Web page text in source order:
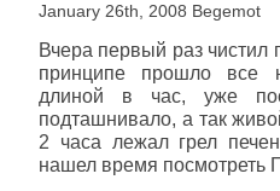
January 26th, 2008 Begemot
Вчера первый раз
принципе прошло все
длиной в час, уже
подташнивало, а так
2 часа лежал грел
нашел время